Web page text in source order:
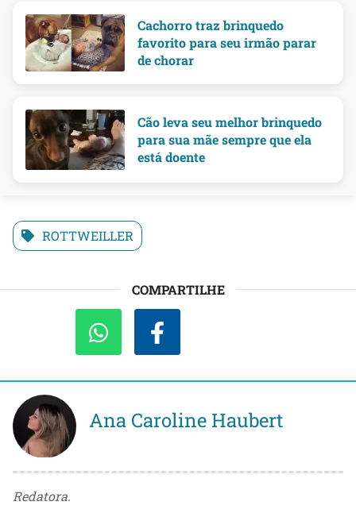
Cachorro traz brinquedo
favorito para seu irmão parar
de chorar
Cão leva seu melhor brinquedo
para sua mãe sempre que ela
está doente
ROTTWEILLER
COMPARTILHE
Ana Caroline Haubert
Redatora.